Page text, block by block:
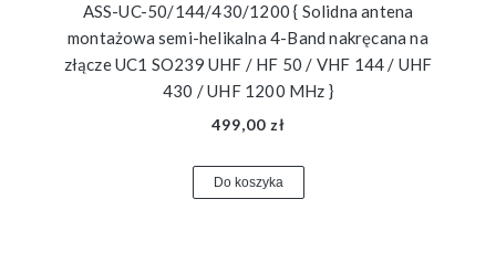
ASS-UC-50/144/430/1200 { Solidna antena
montażowa semi-helikalna 4-Band nakręcana na
złącze UC1 SO239 UHF / HF 50 / VHF 144 / UHF
430 / UHF 1200 MHz }
499,00 zł
Do koszyka